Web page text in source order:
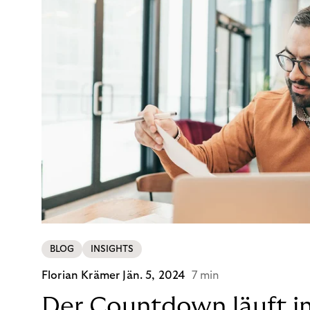
BLOG INSIGHTS
Florian Krämer Jän. 5, 2024 7 min